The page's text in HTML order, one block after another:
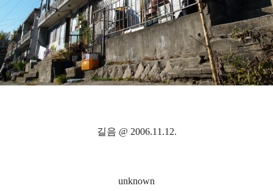
길음 @ 2006.11.12.
unknown